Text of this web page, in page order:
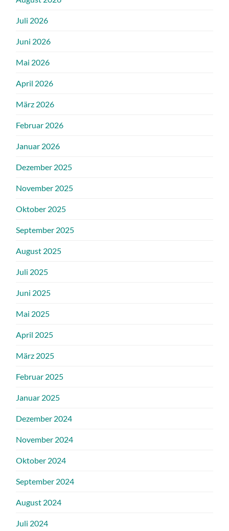
Juli 2026
Juni 2026
Mai 2026
April 2026
März 2026
Februar 2026
Januar 2026
Dezember 2025
November 2025
Oktober 2025
September 2025
August 2025
Juli 2025
Juni 2025
Mai 2025
April 2025
März 2025
Februar 2025
Januar 2025
Dezember 2024
November 2024
Oktober 2024
September 2024
August 2024
Juli 2024